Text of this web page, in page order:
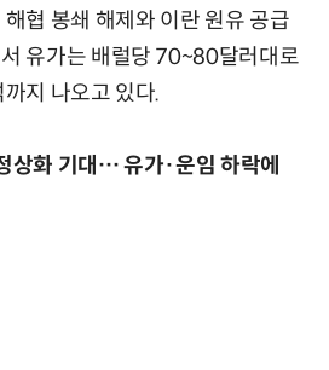
협 봉쇄 해제와 이란 원유 공급
유가는 배럴당 70~80달러대로
지 나오고 있다.
상화 기대… 유가·운임 하락에